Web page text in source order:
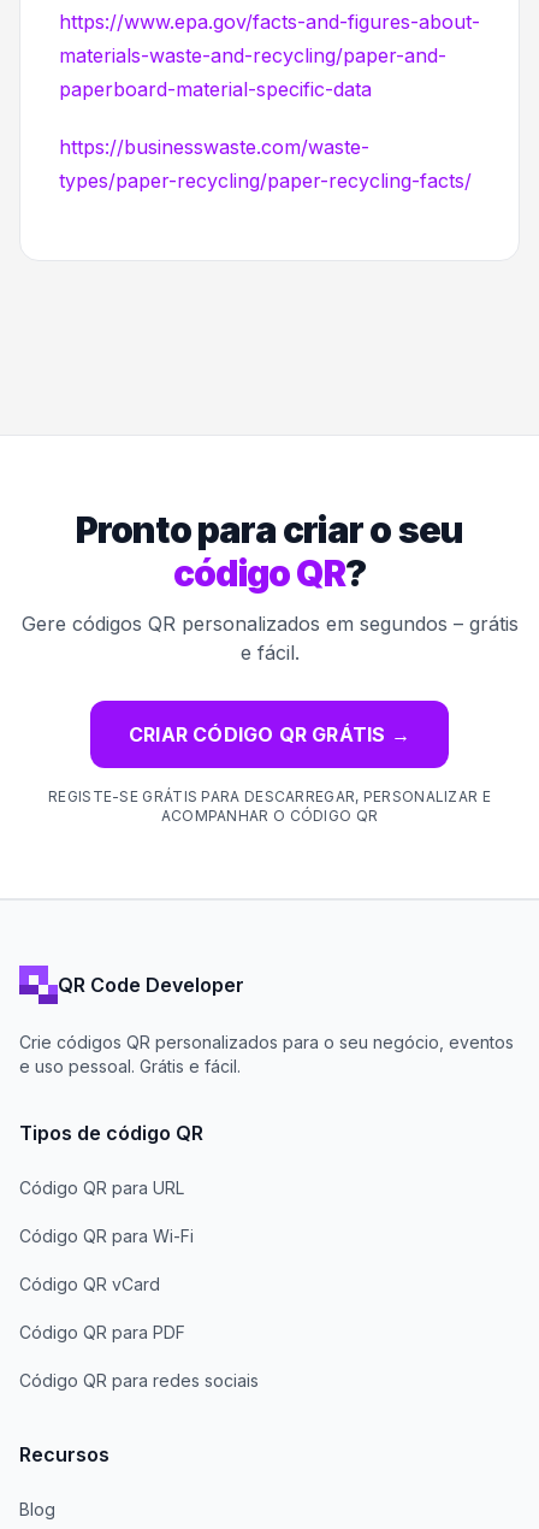
https://www.epa.gov/facts-and-figures-about-
materials-waste-and-recycling/paper-and-
paperboard-material-specific-data
https://businesswaste.com/waste-
types/paper-recycling/paper-recycling-facts/
Pronto para criar o seu
código QR?
Gere códigos QR personalizados em segundos – grátis
e fácil.
CRIAR CÓDIGO QR GRÁTIS →
REGISTE-SE GRÁTIS PARA DESCARREGAR, PERSONALIZAR E
ACOMPANHAR O CÓDIGO QR
QR Code Developer
Crie códigos QR personalizados para o seu negócio, eventos
e uso pessoal. Grátis e fácil.
Tipos de código QR
Código QR para URL
Código QR para Wi-Fi
Código QR vCard
Código QR para PDF
Código QR para redes sociais
Recursos
Blog